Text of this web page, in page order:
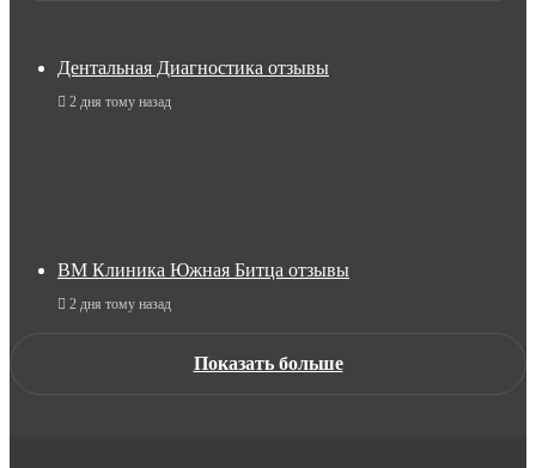
Дентальная Диагностика отзывы
2 дня тому назад
ВМ Клиника Южная Битца отзывы
2 дня тому назад
Показать больше